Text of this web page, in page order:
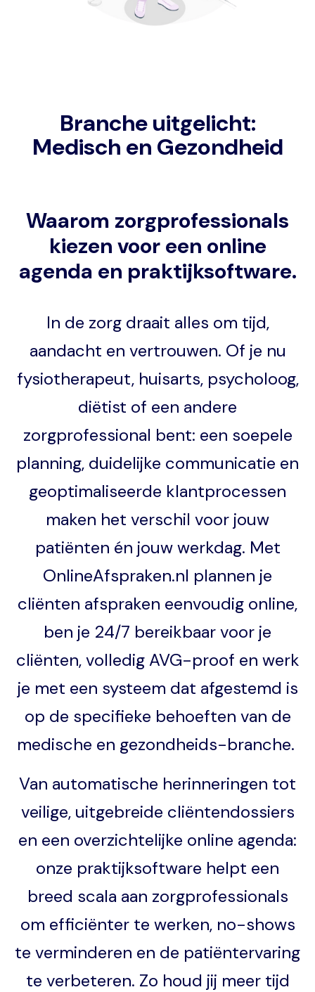
Branche uitgelicht:
Medisch en Gezondheid
Waarom zorgprofessionals
kiezen voor een online
agenda en praktijksoftware.
In de zorg draait alles om tijd,
aandacht en vertrouwen. Of je nu
fysiotherapeut, huisarts, psycholoog,
diëtist of een andere
zorgprofessional bent: een soepele
planning, duidelijke communicatie en
geoptimaliseerde klantprocessen
maken het verschil voor jouw
patiënten én jouw werkdag. Met
OnlineAfspraken.nl plannen je
cliënten afspraken eenvoudig online,
ben je 24/7 bereikbaar voor je
cliënten, volledig AVG-proof en werk
je met een systeem dat afgestemd is
op de specifieke behoeften van de
medische en gezondheids-branche.
Van automatische herinneringen tot
veilige, uitgebreide cliëntendossiers
en een overzichtelijke online agenda:
onze praktijksoftware helpt een
breed scala aan zorgprofessionals
om efficiënter te werken, no-shows
te verminderen en de patiëntervaring
te verbeteren. Zo houd jij meer tijd